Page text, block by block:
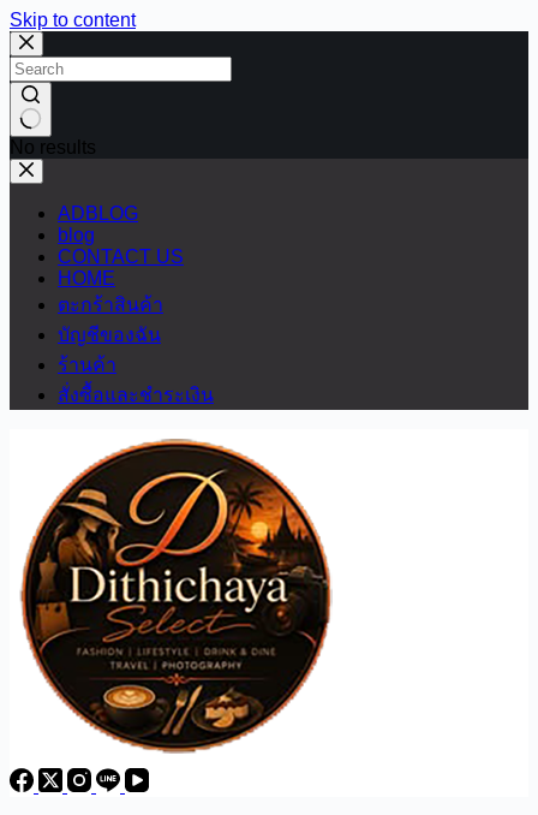
Skip to content
No results
ADBLOG
blog
CONTACT US
HOME
ตะกร้าสินค้า
บัญชีของฉัน
ร้านค้า
สั่งซื้อและชำระเงิน